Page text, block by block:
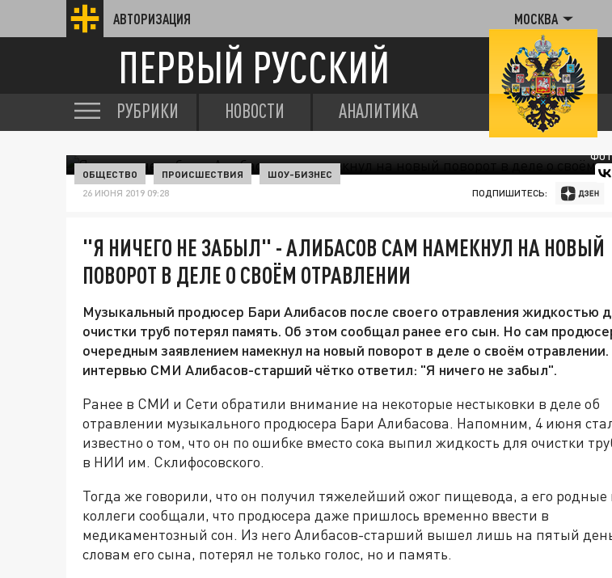
АВТОРИЗАЦИЯ МОСКВА
ПЕРВЫЙ РУССКИЙ
РУБРИКИ НОВОСТИ АНАЛИТИКА
ОБЩЕСТВО ПРОИСШЕСТВИЯ ШОУ-БИЗНЕС
26 ИЮНЯ 2019 09:28 ПОДПИШИТЕСЬ:
"Я НИЧЕГО НЕ ЗАБЫЛ" - АЛИБАСОВ САМ НАМЕКНУЛ НА НОВЫЙ
ПОВОРОТ В ДЕЛЕ О СВОЁМ ОТРАВЛЕНИИ
Музыкальный продюсер Бари Алибасов после своего отравления жидкостью
очистки труб потерял память. Об этом сообщал ранее его сын. Но сам
очередным заявлением намекнул на новый поворот в деле о своём
интервью СМИ Алибасов-старший чётко ответил: "Я ничего не забыл".
Ранее в СМИ и Сети обратили внимание на некоторые нестыковки в деле об
отравлении музыкального продюсера Бари Алибасова. Напомним, 4 июня
известно о том, что он по ошибке вместо сока выпил жидкость для очистки
в НИИ им. Склифосовского.
Тогда же говорили, что он получил тяжелейший ожог пищевода, а его родные
коллеги сообщали, что продюсера даже пришлось временно ввести в
медикаментозный сон. Из него Алибасов-старший вышел лишь на пятый
словам его сына, потерял не только голос, но и память.